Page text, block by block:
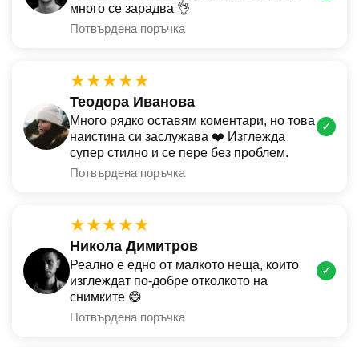
много се зарадва 👌
Потвърдена поръчка
★★★★★
Теодора Иванова
Много рядко оставям коментари, но това
наистина си заслужава ❤️ Изглежда
супер стилно и се пере без проблем.
Потвърдена поръчка
✓
★★★★★
Никола Димитров
Реално е едно от малкото неща, които
изглеждат по-добре отколкото на
снимките 😄
Потвърдена поръчка
✓